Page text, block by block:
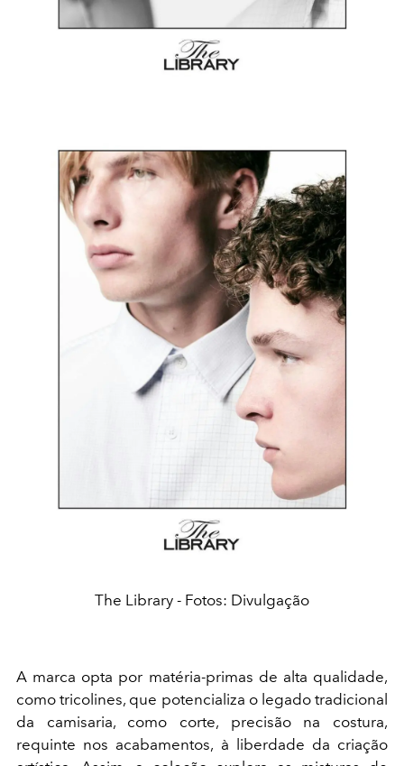
The Library - Fotos: Divulgação
A marca opta por matéria-primas de alta qualidade,
como tricolines, que potencializa o legado tradicional
da camisaria, como corte, precisão na costura,
requinte nos acabamentos, à liberdade da criação